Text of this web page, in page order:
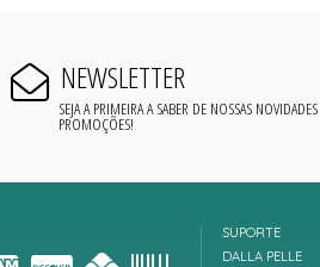
NEWSLETTER
SEJA A PRIMEIRA A SABER DE NOSSAS
PROMOÇÕES!
SUPORTE
DALLA PELLE